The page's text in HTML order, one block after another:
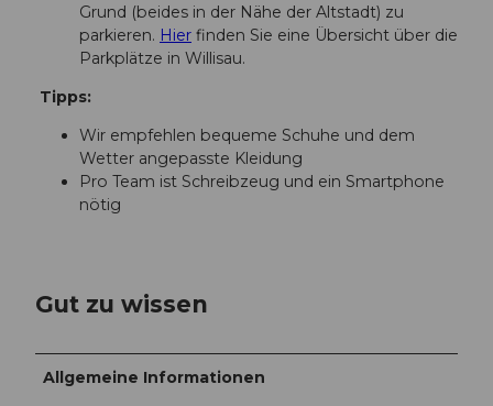
ü
1
.
Grund (beides in der Nähe der Altstadt) zu
parkieren. Hier finden Sie eine Übersicht über die
Parkplätze in Willisau.
Tipps:
Wir empfehlen bequeme Schuhe und dem
Wetter angepasste Kleidung
Pro Team ist Schreibzeug und ein Smartphone
nötig
Gut zu wissen
Allgemeine Informationen